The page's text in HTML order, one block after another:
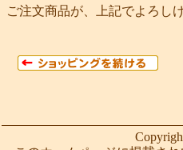
ご注文商品が、上記でよろし